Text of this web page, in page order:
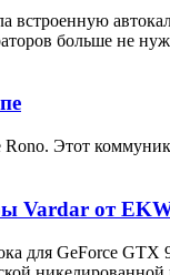
больше не
Этот
Vardar от
для GeForce